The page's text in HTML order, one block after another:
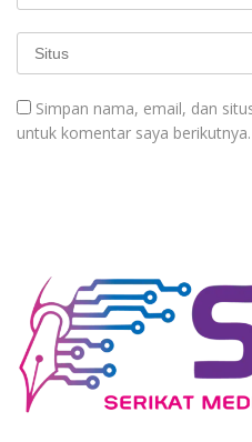
Simpan nama, email, dan
untuk komentar saya berikutnya.